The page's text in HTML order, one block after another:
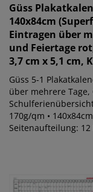
Güss
140x84cm
Eintragen über
und Feiertage
3,7 cm x 5,1 cm,
Güss 5-1
über mehrere
170g/qm •
Seitenaufteilung: